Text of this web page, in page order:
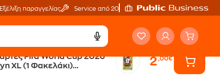
Εξέλιξη παραγγελίας Service από 20'
Fifa World Cup 2026
XL (1 Φακελάκι)
2,00€